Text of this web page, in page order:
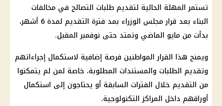
تستمر المهلة الحالية لتقديم طلبات التصالح في مخالفات
البناء بعد قرار مجلس الوزراء بمد فترة التقديم لمدة 6 أشهر،
بدأت من مايو الماضي وتمتد حتى نوفمبر المقبل.
ويمنح هذا القرار المواطنين فرصة إضافية لاستكمال إجراءاتهم
وتقديم الطلبات والمستندات المطلوبة، خاصة لمن لم يتمكنوا
من التقديم خلال الفترات السابقة أو يحتاجون إلى استكمال
أوراقهم داخل المراكز التكنولوجية.